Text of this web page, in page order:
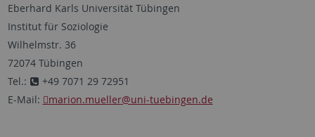
Eberhard Karls Universität Tübingen
Institut für Soziologie
Wilhelmstr. 36
72074 Tübingen
Tel.:
+49 7071 29 72951
E-Mail:
marion.mueller@uni-tuebingen.de